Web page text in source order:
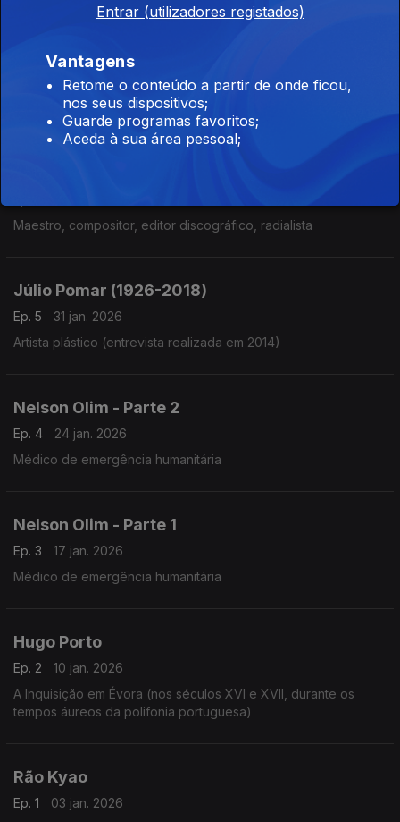
João Gouveia Monteiro (História das Religiões
1 Confucionismo I)
14 fev. 2026
Maestro, compositor, editor discográfico, radialista
Júlio Pomar (1926-2018)
Ep. 5
31 jan. 2026
Artista plástico (entrevista realizada em 2014)
Nelson Olim - Parte 2
Ep. 4
24 jan. 2026
Médico de emergência humanitária
Nelson Olim - Parte 1
Ep. 3
17 jan. 2026
Médico de emergência humanitária
Hugo Porto
Ep. 2
10 jan. 2026
A Inquisição em Évora (nos séculos XVI e XVII, durante os
tempos áureos da polifonia portuguesa)
Rão Kyao
Ep. 1
03 jan. 2026
Entrar (utilizadores registados)
Vantagens
Retome o conteúdo a partir de onde ficou,
nos seus dispositivos;
Guarde programas favoritos;
Aceda à sua área pessoal;